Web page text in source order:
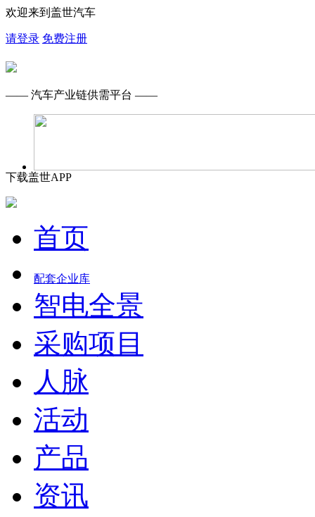
欢迎来到盖世汽车
请登录 免费注册
—— 汽车产业链供需平台 ——
下载盖世APP
首页
配套企业库
智电全景
采购项目
人脉
活动
产品
资讯